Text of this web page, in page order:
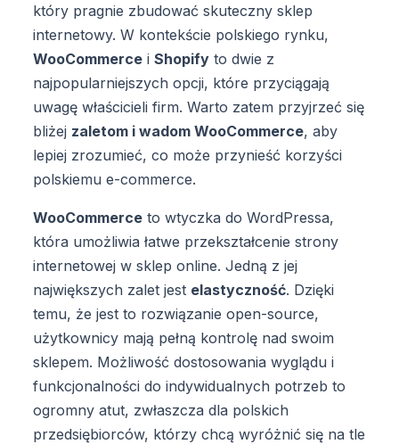
który pragnie zbudować skuteczny sklep
internetowy. W kontekście polskiego rynku,
WooCommerce iShopify to dwie z
najpopularniejszych opcji, które przyciągają
uwagę właścicieli firm. Warto zatem przyjrzeć się
bliżej zaletom i wadom WooCommerce, aby
lepiej zrozumieć, co może przynieść korzyści
polskiemu e-commerce.
WooCommerce to wtyczka do WordPressa,
która umożliwia łatwe przekształcenie strony
internetowej w sklep online. Jedną z jej
największych zalet jest elastyczność. Dzięki
temu, że jest to rozwiązanie open-source,
użytkownicy mają pełną kontrolę nad swoim
sklepem. Możliwość dostosowania wyglądu i
funkcjonalności do indywidualnych potrzeb to
ogromny atut, zwłaszcza dla polskich
przedsiębiorców, którzy chcą wyróżnić się na tle